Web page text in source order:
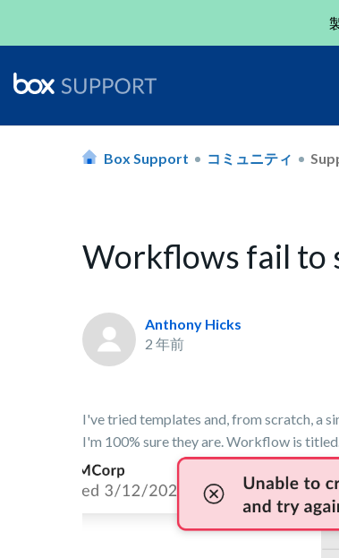
Box Support コミュニティ
Workflows fail to
Anthony Hicks
2 年前
I've tried templates and, from scratch, a
I'm 100% sure they are. Workflow is